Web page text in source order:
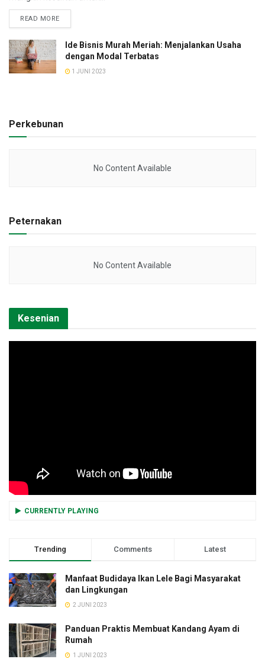
READ MORE
Ide Bisnis Murah Meriah: Menjalankan Usaha
dengan Modal Terbatas
1 JUNI 2023
Perkebunan
No Content Available
Peternakan
No Content Available
Kesenian
CURRENTLY PLAYING
Trending Comments Latest
Manfaat Budidaya Ikan Lele Bagi Masyarakat
dan Lingkungan
2 JUNI 2023
Panduan Praktis Membuat Kandang Ayam di
Rumah
1 JUNI 2023